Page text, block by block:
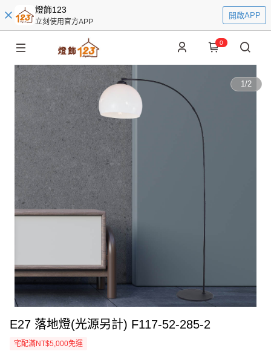
燈飾123
立刻使用官方APP
開啟APP
0
1/2
E27 落地燈(光源另計) F117-52-285-2
宅配滿NT$5,000免運